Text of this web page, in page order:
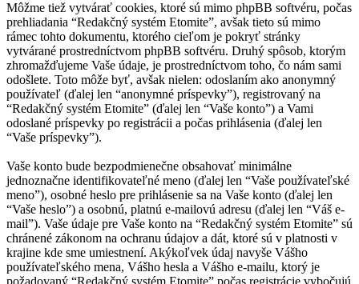
Môžme tiež vytvárať cookies, ktoré sú mimo phpBB softvéru, počas
prehliadania “Redakčný systém Etomite”, avšak tieto sú mimo
rámec tohto dokumentu, ktorého cieľom je pokryť stránky
vytvárané prostredníctvom phpBB softvéru. Druhý spôsob, ktorým
zhromažďujeme Vaše údaje, je prostredníctvom toho, čo nám sami
odošlete. Toto môže byť, avšak nielen: odoslaním ako anonymný
používateľ (ďalej len “anonymné príspevky”), registrovaný na
“Redakčný systém Etomite” (ďalej len “Vaše konto”) a Vami
odoslané príspevky po registrácii a počas prihlásenia (ďalej len
“Vaše príspevky”).
Vaše konto bude bezpodmienečne obsahovať minimálne
jednoznačne identifikovateľné meno (ďalej len “Vaše používateľské
meno”), osobné heslo pre prihlásenie sa na Vaše konto (ďalej len
“Vaše heslo”) a osobnú, platnú e-mailovú adresu (ďalej len “Váš e-
mail”). Vaše údaje pre Vaše konto na “Redakčný systém Etomite” sú
chránené zákonom na ochranu údajov a dát, ktoré sú v platnosti v
krajine kde sme umiestnení. Akýkoľvek údaj navyše Vášho
používateľského mena, Vášho hesla a Vášho e-mailu, ktorý je